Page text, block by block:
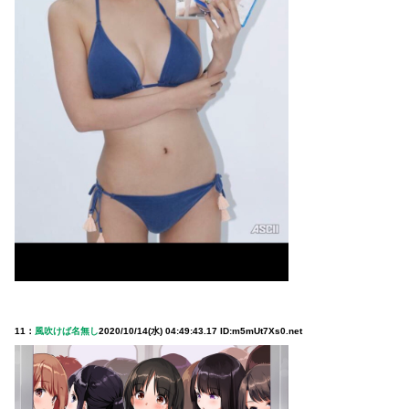
11： 風吹けば名無し2020/10/14(水) 04:49:43.17 ID:m5mUt7Xs0.net